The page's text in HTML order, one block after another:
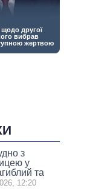
з
у
та
12:20